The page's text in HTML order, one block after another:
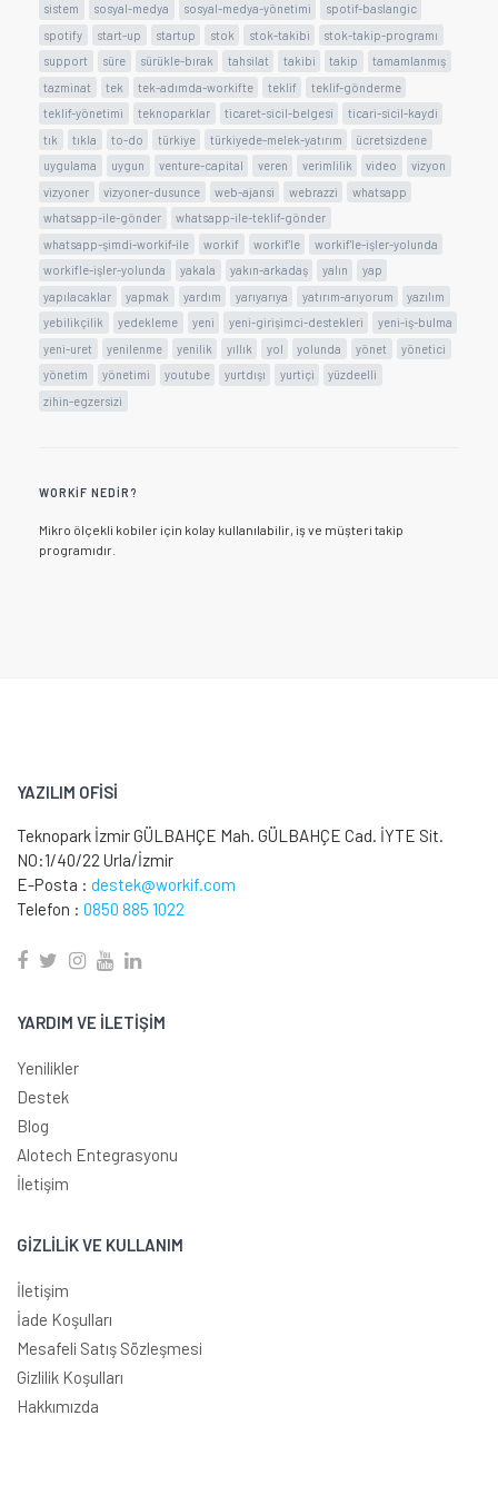
sistem sosyal-medya sosyal-medya-yönetimi
spotif-baslangic
spotify
start-up startup stok stok-takibi
stok-takip-programı
support
süre sürükle-bırak tahsilat takibi takip
tamamlanmış
tazminat
tek tek-adımda-workifte teklif
teklif-gönderme
teklif-yönetimi
teknoparklar ticaret-sicil-belgesi
ticari-sicil-kaydi
tık
tıkla to-do türkiye türkiyede-melek-yatırım
ücretsizdene
uygulama
uygun venture-capital veren verimlilik video
vizyon
vizyoner
vizyoner-dusunce web-ajansi webrazzi
whatsapp
whatsapp-ile-gönder
whatsapp-ile-teklif-gönder
whatsapp-şimdi-workif-ile
workif workif'le
workif'le-işler-yolunda
workifle-işler-yolunda
yakala yakın-arkadaş yalın
yap
yapılacaklar
yapmak yardım yarıyarıya yatırım-arıyorum
yazılım
yebilikçilik
yedekleme yeni yeni-girişimci-destekleri
yeni-iş-bulma
yeni-uret
yenilenme yenilik yıllık yol yolunda yönet
yönetici
yönetim
yönetimi youtube yurtdışı yurtiçi
yüzdeelli
zihin-egzersizi
WORKIF NEDIR?
Mikro ölçekli kobiler için kolay kullanılabilir, iş ve müşteri takip
programıdır.
YAZILIM OFİSİ
Teknopark İzmir GÜLBAHÇE Mah. GÜLBAHÇE Cad. İYTE Sit.
NO:1/40/22 Urla/İzmir
E-Posta : destek@workif.com
Telefon : 0850 885 1022
YARDIM VE İLETİŞİM
Yenilikler
Destek
Blog
Alotech Entegrasyonu
İletişim
GİZLİLİK VE KULLANIM
İletişim
İade Koşulları
Mesafeli Satış Sözleşmesi
Gizlilik Koşulları
Hakkımızda